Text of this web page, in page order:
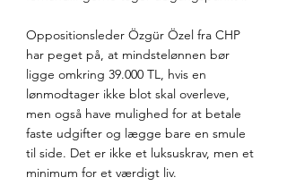
Oppositionsleder Özgür Özel fra CHP
har peget på, at mindstelønnen bør
ligge omkring 39.000 TL, hvis en
lønmodtager ikke blot skal overleve,
men også have mulighed for at betale
faste udgifter og lægge bare en smule
til side. Det er ikke et luksuskrav, men et
minimum for et værdigt liv.